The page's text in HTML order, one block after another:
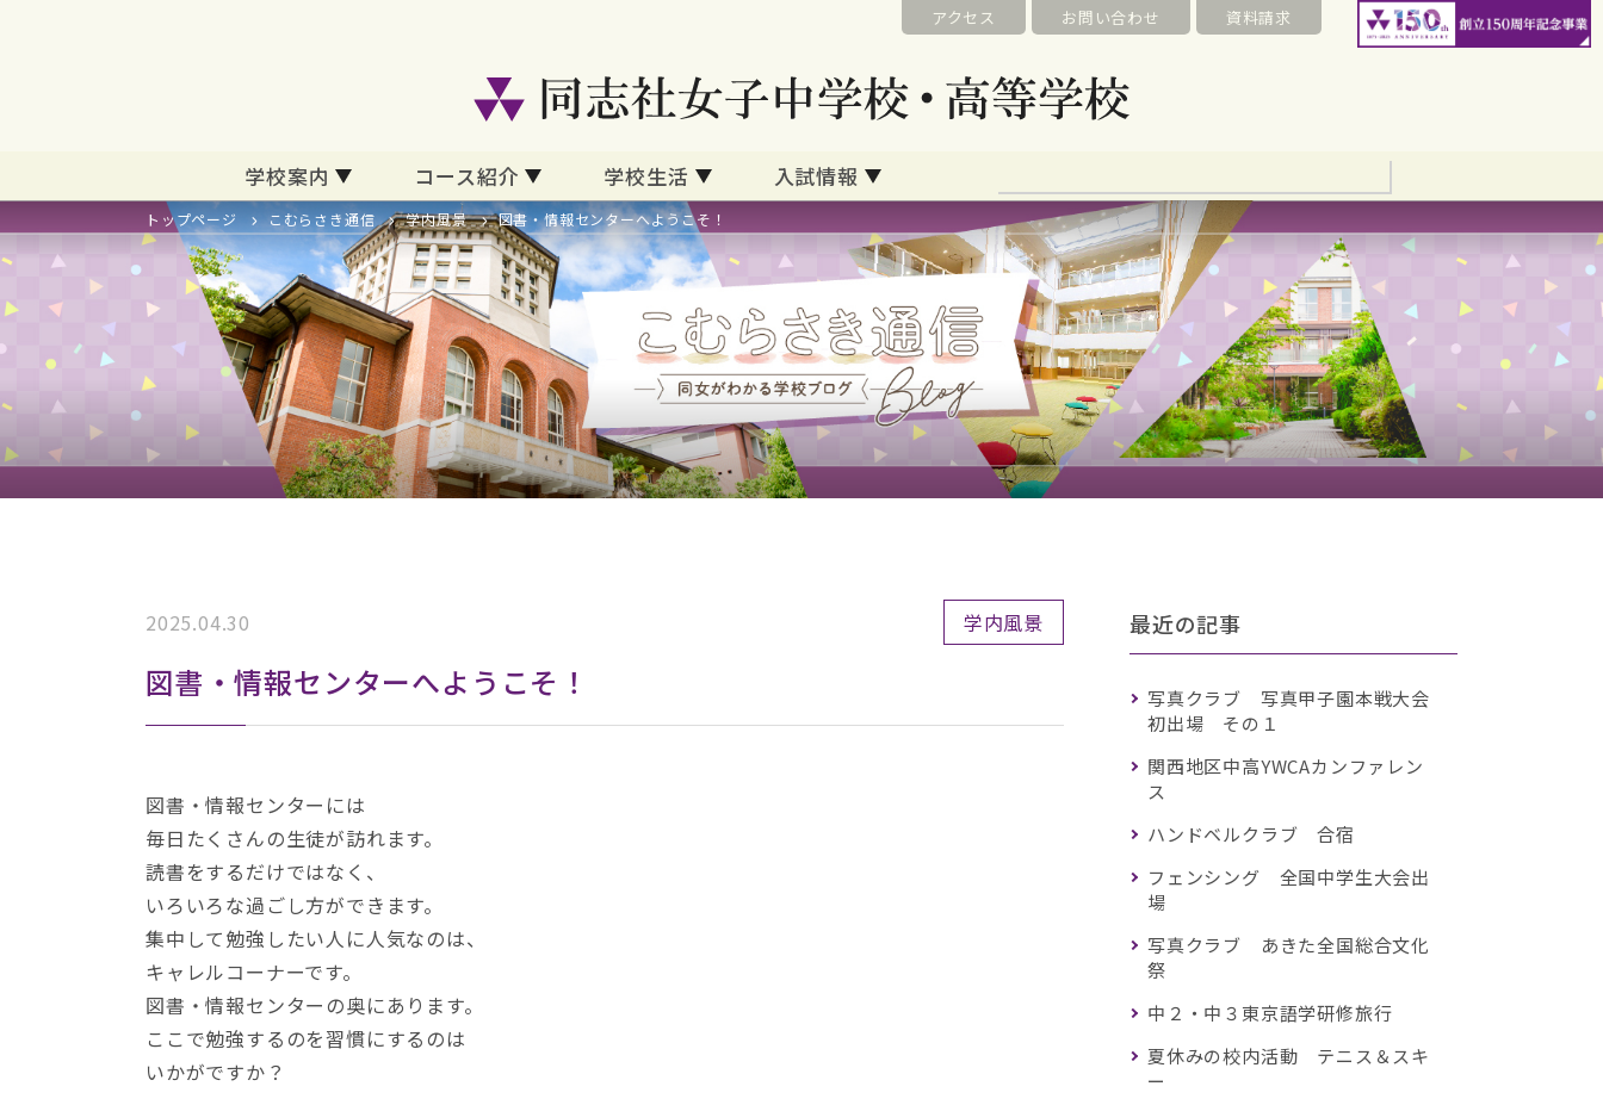
アクセス お問い合わせ 資料請求
学校案内 コース紹介 学校生活 入試情報
トップページ こむらさき通信 学内風景 図書・情報センターへようこそ！
2025.04.30 学内風景
図書・情報センターへようこそ！
図書・情報センターには
毎日たくさんの生徒が訪れます。
読書をするだけではなく、
いろいろな過ごし方ができます。
集中して勉強したい人に人気なのは、
キャレルコーナーです。
図書・情報センターの奥にあります。
ここで勉強するのを習慣にするのは
いかがですか？
最近の記事
写真クラブ 写真甲子園本戦大会
初出場 その１
関西地区中高YWCAカンファレン
ス
ハンドベルクラブ 合宿
フェンシング 全国中学生大会出
場
写真クラブ あきた全国総合文化
祭
中２・中３東京語学研修旅行
夏休みの校内活動 テニス＆スキ
ー